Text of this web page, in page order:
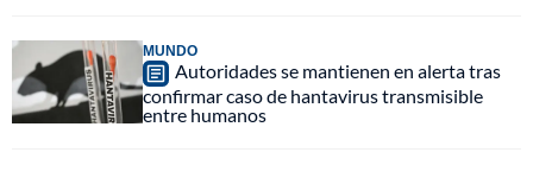
MUNDO
Autoridades se mantienen en alerta tras
confirmar caso de hantavirus transmisible
entre humanos